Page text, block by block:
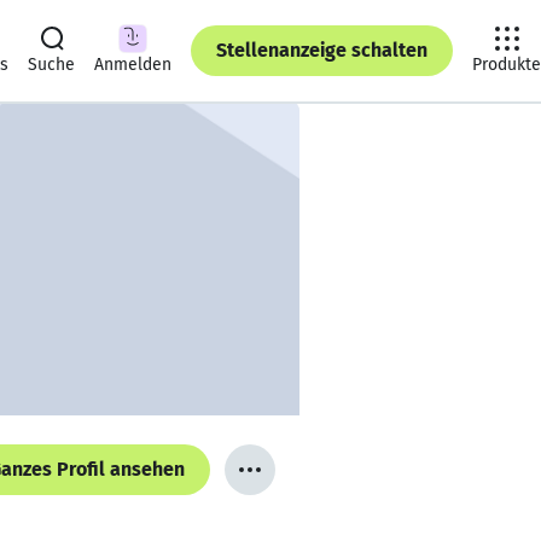
Suche Anmelden
Stellenanzeige schalten
Produkte
Profil ansehen